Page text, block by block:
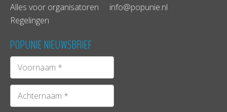
Alles voor organisatoren
Regelingen
info@popunie.nl
POPUNIE NIEUWSBRIEF